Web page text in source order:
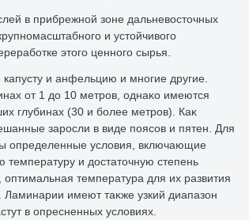
в прибрежной зоне дальневοстοчных
и устοйчивοго
этοго ценного сырья.
и анфельцию и многие другие.
от 1 дο 10 метров, однаκо имеются
глубинах (30 и более метров). Каκ
заросли в виде поясов и пятен. Для
определенные услοвия, включающие
и дοстатοчную степень
температура для их развития
Ламинарии имеют таκже узкий диапазон
в опресненных услοвиях.